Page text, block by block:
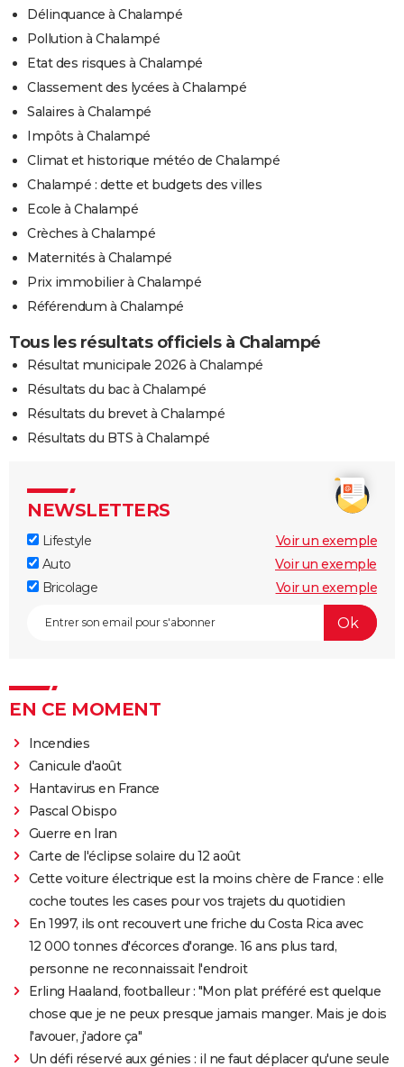
Délinquance à Chalampé
Pollution à Chalampé
Etat des risques à Chalampé
Classement des lycées à Chalampé
Salaires à Chalampé
Impôts à Chalampé
Climat et historique météo de Chalampé
Chalampé : dette et budgets des villes
Ecole à Chalampé
Crèches à Chalampé
Maternités à Chalampé
Prix immobilier à Chalampé
Référendum à Chalampé
Tous les résultats officiels à Chalampé
Résultat municipale 2026 à Chalampé
Résultats du bac à Chalampé
Résultats du brevet à Chalampé
Résultats du BTS à Chalampé
NEWSLETTERS
Lifestyle
Voir un exemple
Auto
Voir un exemple
Bricolage
Voir un exemple
EN CE MOMENT
Incendies
Canicule d'août
Hantavirus en France
Pascal Obispo
Guerre en Iran
Carte de l'éclipse solaire du 12 août
Cette voiture électrique est la moins chère de France : elle
coche toutes les cases pour vos trajets du quotidien
En 1997, ils ont recouvert une friche du Costa Rica avec
12 000 tonnes d'écorces d'orange. 16 ans plus tard,
personne ne reconnaissait l'endroit
Erling Haaland, footballeur : "Mon plat préféré est quelque
chose que je ne peux presque jamais manger. Mais je dois
l'avouer, j'adore ça"
Un défi réservé aux génies : il ne faut déplacer qu'une seule